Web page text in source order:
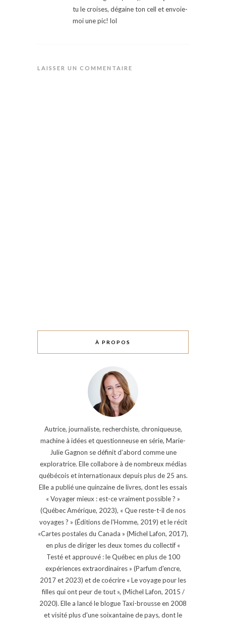
tu le croises, dégaine ton cell et envoie-
moi une pic! lol
LAISSER UN COMMENTAIRE
À PROPOS
Autrice, journaliste, recherchiste, chroniqueuse,
machine à idées et questionneuse en série, Marie-
Julie Gagnon se définit d’abord comme une
exploratrice. Elle collabore à de nombreux médias
québécois et internationaux depuis plus de 25 ans.
Elle a publié une quinzaine de livres, dont les essais
« Voyager mieux : est-ce vraiment possible ? »
(Québec Amérique, 2023), « Que reste-t-il de nos
voyages ? » (Éditions de l'Homme, 2019) et le récit
«Cartes postales du Canada » (Michel Lafon, 2017),
en plus de diriger les deux tomes du collectif «
Testé et approuvé : le Québec en plus de 100
expériences extraordinaires » (Parfum d'encre,
2017 et 2023) et de coécrire « Le voyage pour les
filles qui ont peur de tout », (Michel Lafon, 2015 /
2020). Elle a lancé le blogue Taxi-brousse en 2008
et visité plus d'une soixantaine de pays, dont le